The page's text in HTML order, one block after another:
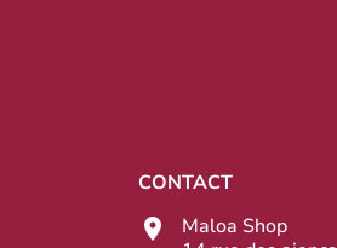
CONTACT
Maloa Shop